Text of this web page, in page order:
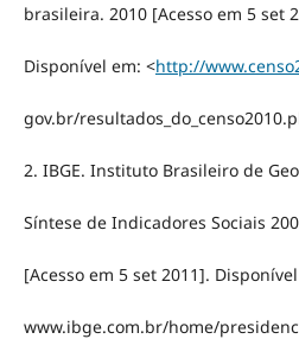
brasileira. 2010 [Acesso em 5 set
Disponível em: <http://
gov.br/
2. IBGE. Instituto Brasileiro de
Síntese de Indicadores Sociais
[Acesso em 5 set 2011].
www.ibge.com.br/home/